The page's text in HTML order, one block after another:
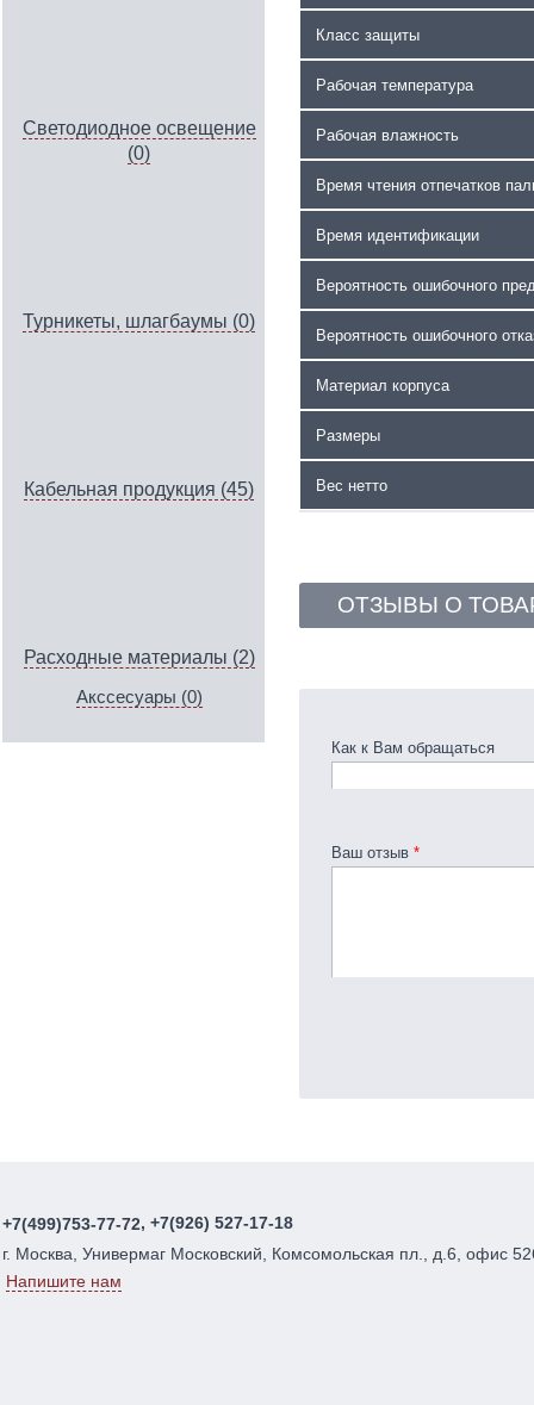
Светодиодное освещение
(0)
Турникеты, шлагбаумы (0)
Кабельная продукция (45)
Расходные материалы (2)
Акссесуары (0)
Класс защиты
Рабочая температура
Рабочая влажность
Время чтения отпечатков
Время идентификации
Вероятность ошибочного
Вероятность ошибочного
Материал корпуса
Размеры
Вес нетто
ОТЗЫВЫ О
Как к Вам обращаться
Ваш отзыв *
+7(499)753-77-72, +7(926) 527-17-18
г. Москва, Универмаг Московский, Комсомольская пл., д.6, офис
Напишите нам